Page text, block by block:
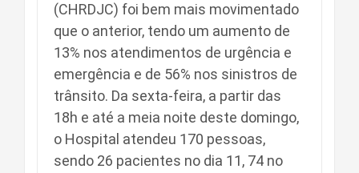
(CHRDJC) foi bem mais movimentado
que o anterior, tendo um aumento de
13% nos atendimentos de urgência e
emergência e de 56% nos sinistros de
trânsito. Da sexta-feira, a partir das
18h e até a meia noite deste domingo,
o Hospital atendeu 170 pessoas,
sendo 26 pacientes no dia 11, 74 no